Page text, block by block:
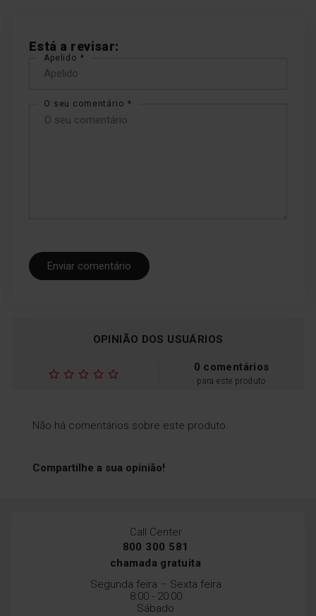
Função Super Cooling
mesmo tempo. Quanto mais
cedo forem refrigerados,
Função Super
Freezing
mais cedo os produtos
tempo se mantêm frescos e
nutritivos - poupando
Está a revisar:
Apelido
O seu comentário
Enviar comentário
OPINIÃO DOS USUÁRIOS
0 comentários
para este produto
Não há comentários sobre este produto.
Compartilhe a sua opinião!
Call Center
800 300 581
chamada gratuita
Segunda feira – Sexta feira
8:00 - 20:00
Sábado